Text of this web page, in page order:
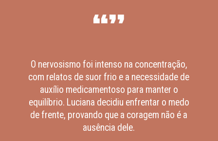
“”
O nervosismo foi intenso na concentração,
com relatos de suor frio e a necessidade de
auxílio medicamentoso para manter o
equilíbrio. Luciana decidiu enfrentar o medo
de frente, provando que a coragem não é a
ausência dele.